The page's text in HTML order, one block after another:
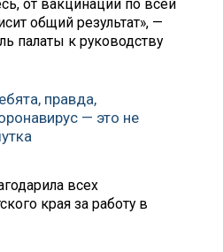
от вакцинации по всей
общий результат», —
палаты к руководству
правда,
— это не
всех
края за работу в